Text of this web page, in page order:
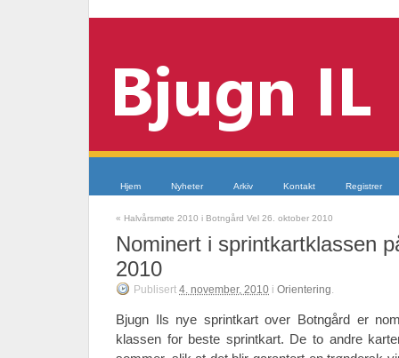
Hjem Nyheter Arkiv Kontakt Registrer
« Halvårsmøte 2010 i Botngård Vel 26. oktober 2010
Nominert i sprintkartklassen
2010
Publisert 4. november, 2010 i Orientering.
Bjugn Ils nye sprintkart over Botngård er
klassen for beste sprintkart. De to andre